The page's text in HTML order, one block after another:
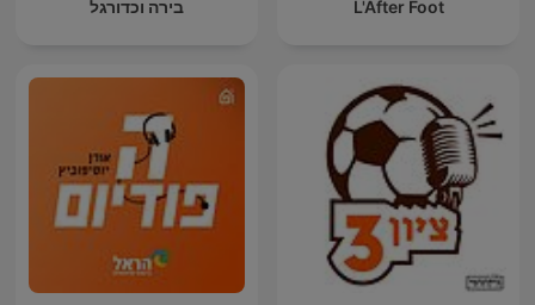
L'After Foot בירה וכדורגל